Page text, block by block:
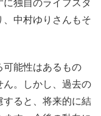
独自のライフスタ
中村ゆりさんもそ
可能性はあるもの
ん。しかし、過去の
すると、将来的に結